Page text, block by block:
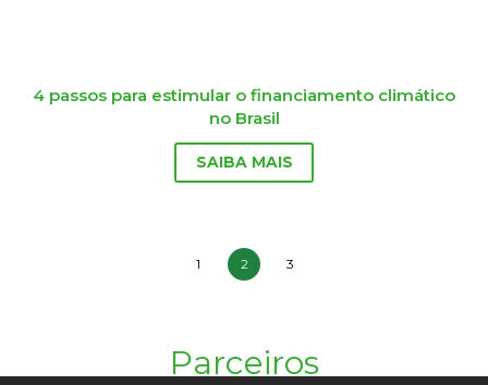
4 passos para estimular o financiamento climático
no Brasil
SAIBA MAIS
1 2 3
Parceiros